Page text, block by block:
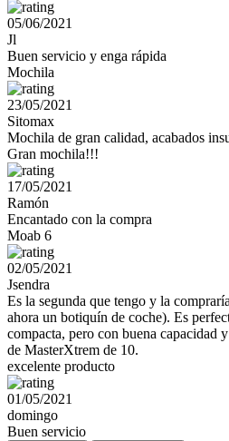
05/06/2021
Jl
Buen servicio y enga rápida
Mochila
23/05/2021
Sitomax
Mochila de gran calidad, acabados
Gran mochila!!!
17/05/2021
Ramón
Encantado con la compra
Moab 6
02/05/2021
Jsendra
Es la segunda que tengo y la
ahora un botiquín de coche). Es
compacta, pero con buena capacidad
de MasterXtrem de 10.
excelente producto
01/05/2021
domingo
Buen servicio